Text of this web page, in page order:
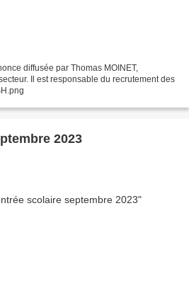
diffusée par Thomas MOINET,
Il est responsable du recrutement des
2023